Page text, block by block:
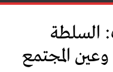
السلطة
المجتمع